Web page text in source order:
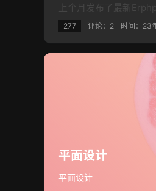
277 评论：2 时间： 23
平面设计
平面设计